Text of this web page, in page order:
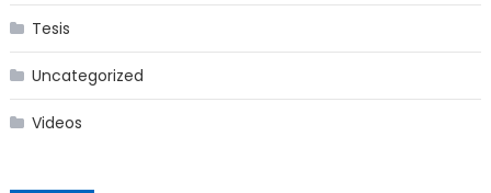
Tesis
Uncategorized
Videos